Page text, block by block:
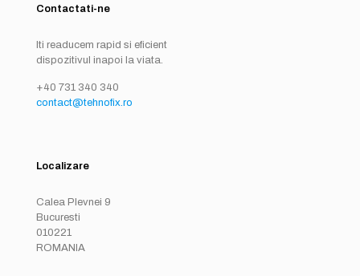
Contactati-ne
Iti readucem rapid si eficient
dispozitivul inapoi la viata.
+40 731 340 340
contact@tehnofix.ro
Localizare
Calea Plevnei 9
Bucuresti
010221
ROMANIA